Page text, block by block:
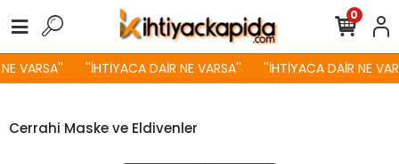
VARSA'' ''İHTİYACA DAİR NE VARSA'' ''İHTİYACA DAİR NE
0
Cerrahi Maske ve Eldivenler